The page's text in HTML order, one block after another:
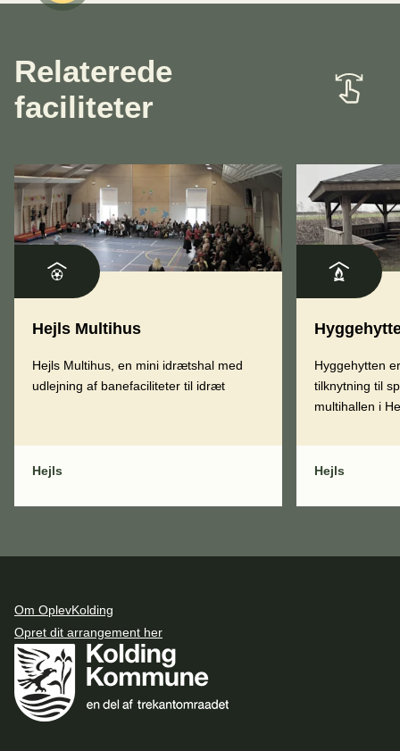
Relaterede
faciliteter
Hejls Multihus
Hejls Multihus, en mini idrætshal med
udlejning af banefaciliteter til idræt
Hejls
Hyggehytten
tilknytning til
multihallen i
Hejls
Om OplevKolding
Opret dit arrangement her